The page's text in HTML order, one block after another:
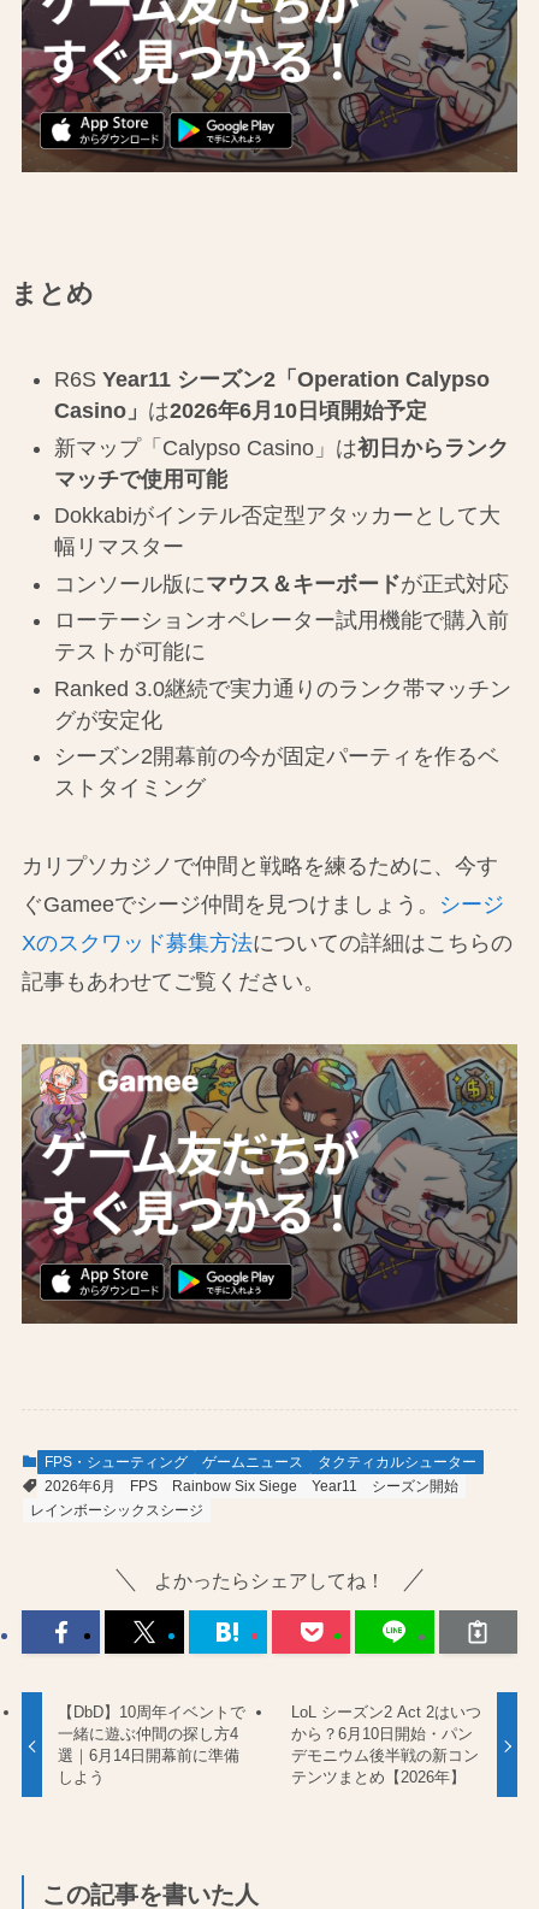
まとめ
R6S Year11 シーズン2「Operation Calypso
Casino」 は2026年6月10日頃開始予定
新マップ「Calypso Casino」は初日からランク
マッチで使用可能
Dokkabiがインテル否定型アタッカーとして大
幅リマスター
コンソール版にマウス＆キーボードが正式対応
ローテーションオペレーター試用機能で購入前
テストが可能に
Ranked 3.0継続で実力通りのランク帯マッチン
グが安定化
シーズン2開幕前の今が固定パーティを作るベ
ストタイミング
カリプソカジノで仲間と戦略を練るために、今す
ぐGameeでシージ仲間を見つけましょう。
シージ
Xのスクワッド募集方法についての詳細はこちらの
記事もあわせてご覧ください。
FPS・シューティング ゲームニュース
タクティカルシューター
2026年6月
FPS Rainbow Six Siege Year11
シーズン開始
レインボーシックスシージ
よかったらシェアしてね！
【DbD】10周年イベントで
一緒に遊ぶ仲間の探し方4
選｜6月14日開幕前に準備
しよう
LoL シーズン2 Act 2はいつ
から？6月10日開始・パン
デモニウム後半戦の新コン
テンツまとめ【2026年】
この記事を書いた人